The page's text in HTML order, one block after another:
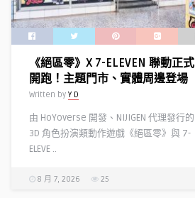
《絕區零》X 7-ELEVEN 聯動正式
開跑！主題門市、實體周邊登場
Written by Y D
由 HoYoverse 開發、NIJIGEN 代理發行的
3D 角色扮演類動作遊戲《絕區零》與 7-
ELEVE ..
8 月 7, 2026 25